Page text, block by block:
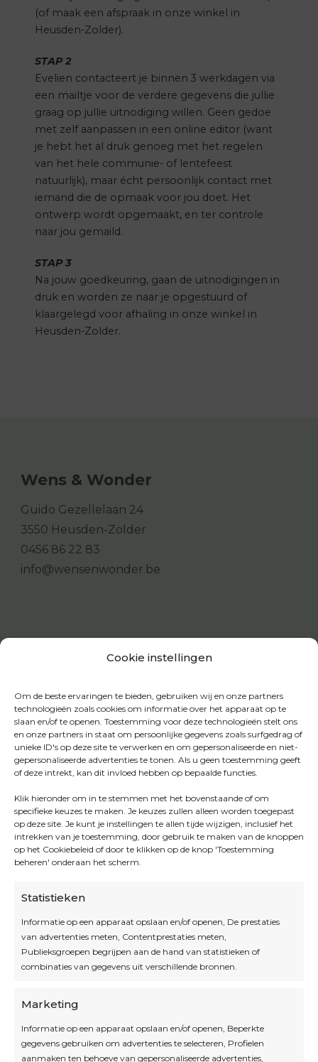
Cookie instellingen
Om de beste ervaringen te bieden, gebruiken wij en onze partners
technologieën zoals cookies om informatie over het apparaat op te
slaan en/of te openen. Toestemming voor deze technologieën stelt ons
en onze partners in staat om persoonlijke gegevens zoals surfgedrag of
unieke ID's op deze site te verwerken en om gepersonaliseerde en niet-
gepersonaliseerde advertenties te tonen. Als u geen toestemming geeft
of deze intrekt, kan dit invloed hebben op bepaalde functies.
Klik hieronder om in te stemmen met het bovenstaande of om
specifieke keuzes te maken. Je keuzes zullen alleen worden toegepast
op deze site. Je kunt je instellingen te allen tijde wijzigen, inclusief het
intrekken van je toestemming, door gebruik te maken van de knoppen
op het Cookiebeleid of door te klikken op de knop 'Toestemming
beheren' onderaan het scherm.
Statistieken
Informatie op een apparaat opslaan en/of openen, De prestaties
van advertenties meten, Contentprestaties meten,
Publieksgroepen begrijpen aan de hand van statistieken of
combinaties van gegevens uit verschillende bronnen.
Marketing
Informatie op een apparaat opslaan en/of openen, Beperkte
gegevens gebruiken om advertenties te selecteren, Profielen
aanmaken ten behoeve van gepersonaliseerde advertenties,
(of maak een afspraak in onze winkel in
Heusden-Zolder).
STAP 2
Evelien contacteert je binnen 3 werkdagen via
een mailtje voor de verdere gegevens die jullie
graag op jullie uitnodiging willen. Geen gedoe
met zelf aanpassen in een online editor (want
je hebt het al druk genoeg met het regelen
van het hele communie- of lentefeest
natuurlijk), maar écht persoonlijk contact met
iemand die de opmaak voor jou doet. Het
ontwerp wordt opgemaakt, en ter controle
naar jou gemaild.
STAP 3
Na jouw goedkeuring, gaan de uitnodigingen in
druk en worden ze naar je opgestuurd of
klaargelegd voor afhaling in onze winkel in
Heusden-Zolder.
Wens & Wonder
Guido Gezellelaan 24
3550 Heusden-Zolder
0456 86 22 83
info@wensenwonder.be
Openingsuren
Blijf op de hoogte